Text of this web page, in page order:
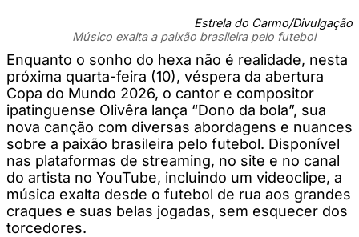
Estrela do Carmo/Divulgação
Músico exalta a paixão brasileira pelo futebol
Enquanto o sonho do hexa não é realidade, nesta
próxima quarta-feira (10), véspera da abertura
Copa do Mundo 2026, o cantor e compositor
ipatinguense Olivêra lança “Dono da bola”, sua
nova canção com diversas abordagens e nuances
sobre a paixão brasileira pelo futebol. Disponível
nas plataformas de streaming, no site e no canal
do artista no YouTube, incluindo um videoclipe, a
música exalta desde o futebol de rua aos grandes
craques e suas belas jogadas, sem esquecer dos
torcedores.